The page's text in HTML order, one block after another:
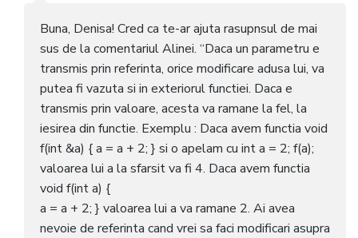
Buna, Denisa! Cred ca te-ar ajuta rasupnsul de mai
sus de la comentariul Alinei. “Daca un parametru e
transmis prin referinta, orice modificare adusa lui, va
putea fi vazuta si in exteriorul functiei. Daca e
transmis prin valoare, acesta va ramane la fel, la
iesirea din functie. Exemplu : Daca avem functia void
f(int &a) { a = a + 2; } si o apelam cu int a = 2; f(a);
valoarea lui a la sfarsit va fi 4. Daca avem functia
void f(int a) {
a = a + 2; } valoarea lui a va ramane 2. Ai avea
nevoie de referinta cand vrei sa faci modificari asupra